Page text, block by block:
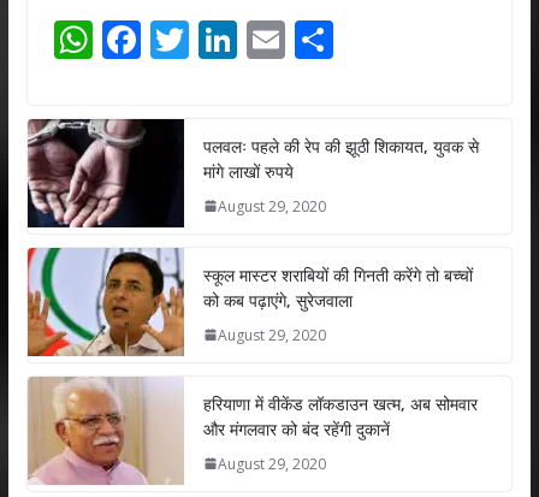
W
at
s
A
p
p
F
e
b
o
k
T
er
Li
e
dI
n
E
l
S
e
पलवलः पहले की रेप की झूठी शिकायत, युवक से
मांगे लाखों रुपये
August 29, 2020
स्कूल मास्टर शराबियों की गिनती करेंगे तो बच्चों
को कब पढ़ाएंगे, सुरेजवाला
August 29, 2020
हरियाणा में वीकेंड लॉकडाउन खत्म, अब सोमवार
और मंगलवार को बंद रहेंगी दुकानें
August 29, 2020